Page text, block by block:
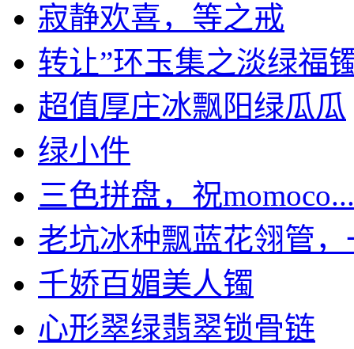
寂静欢喜，等之戒
转让”环玉集之淡绿福
超值厚庄冰飘阳绿瓜瓜
绿小件
三色拼盘，祝momoco...
老坑冰种飘蓝花翎管，
千娇百媚美人镯
心形翠绿翡翠锁骨链